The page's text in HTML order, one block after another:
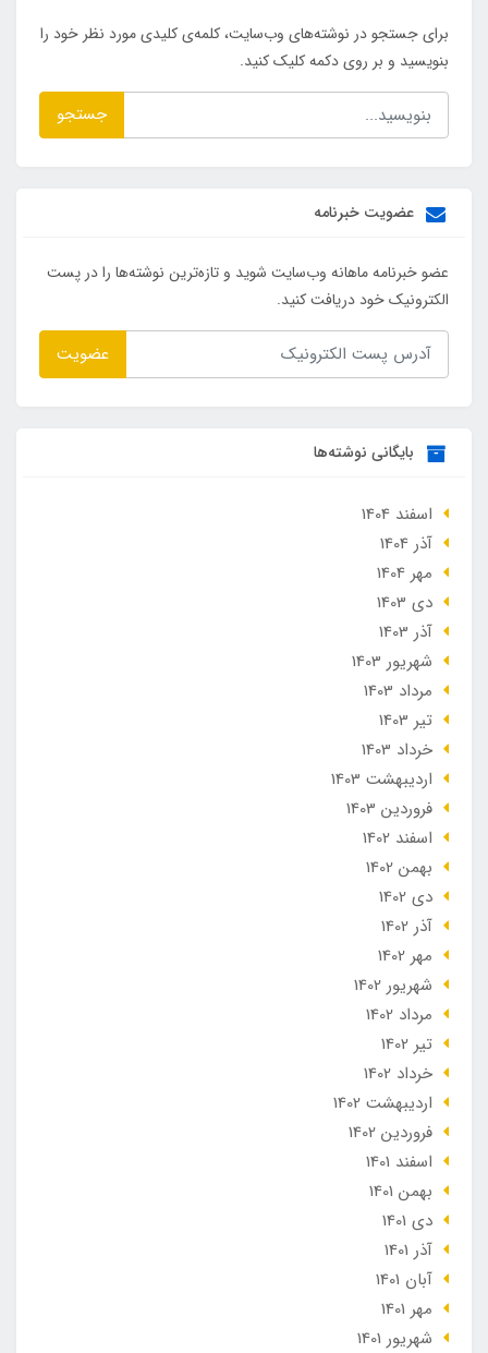
برای جستجو در نوشته‌های وب‌سایت، کلمه‌ی کلیدی مورد نظر خود را
بنویسید و بر روی دکمه کلیک کنید.
جستجو
عضویت خبرنامه
عضو خبرنامه ماهانه وب‌سایت شوید و تازه‌ترین نوشته‌ها را در پست
الکترونیک خود دریافت کنید.
عضویت
بایگانی نوشته‌ها
اسفند 1404
آذر 1404
مهر 1404
دی 1403
آذر 1403
شهریور 1403
مرداد 1403
تير 1403
خرداد 1403
ارديبهشت 1403
فروردین 1403
اسفند 1402
بهمن 1402
دی 1402
آذر 1402
مهر 1402
شهریور 1402
مرداد 1402
تير 1402
خرداد 1402
ارديبهشت 1402
فروردین 1402
اسفند 1401
بهمن 1401
دی 1401
آذر 1401
آبان 1401
مهر 1401
شهریور 1401